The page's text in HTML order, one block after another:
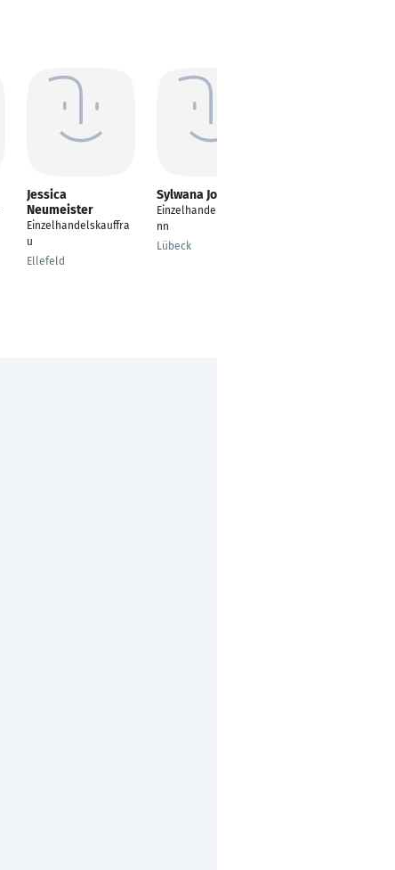
Jessica
Neumeister
Einzelhandelskauffra
u
Ellefeld
Sylwana Jovanovic
Einzelhandelskaufma
nn
Lübeck